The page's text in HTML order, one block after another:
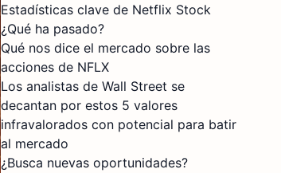
Estadísticas clave de Netflix Stock
¿Qué ha pasado?
Qué nos dice el mercado sobre las
acciones de NFLX
Los analistas de Wall Street se
decantan por estos 5 valores
infravalorados con potencial para batir
al mercado
¿Busca nuevas oportunidades?